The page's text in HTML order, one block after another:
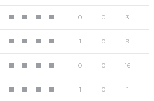
0 0 3
1 0 9
0 0 16
1 0 1